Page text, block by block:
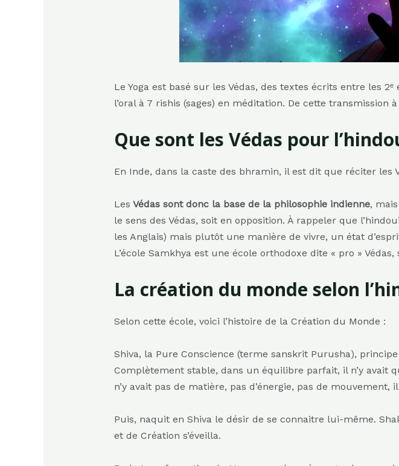
Le Yoga est basé sur les Védas, des textes écrits entre les
l’oral à 7 rishis (sages) en méditation. De cette transmission
Que sont les Védas pour
En Inde, dans la caste des bhramin, il est dit que réciter les
Les Védas sont donc la base de la philosophie indienne,
le sens des Védas, soit en opposition. À rappeler que
les Anglais) mais plutôt une manière de vivre, un état
L’école Samkhya est une école orthodoxe dite « pro »
La création du monde selon
Selon cette école, voici l’histoire de la Création du Monde :
Shiva, la Pure Conscience (terme sanskrit Purusha),
Complètement stable, dans un équilibre parfait, il n’y avait
n’y avait pas de matière, pas d’énergie, pas de mouvement,
Puis, naquit en Shiva le désir de se connaitre lui-même.
et de Création s’éveilla.